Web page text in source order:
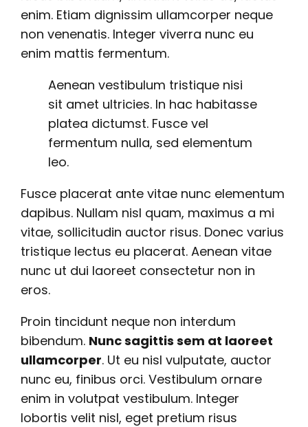
enim. Etiam dignissim ullamcorper neque
non venenatis. Integer viverra nunc eu
enim mattis fermentum.
Aenean vestibulum tristique nisi
sit amet ultricies. In hac habitasse
platea dictumst. Fusce vel
fermentum nulla, sed elementum
leo.
Fusce placerat ante vitae nunc elementum
dapibus. Nullam nisl quam, maximus a mi
vitae, sollicitudin auctor risus. Donec varius
tristique lectus eu placerat. Aenean vitae
nunc ut dui laoreet consectetur non in
eros.
Proin tincidunt neque non interdum
bibendum. Nunc sagittis sem at laoreet
ullamcorper. Ut eu nisl vulputate, auctor
nunc eu, finibus orci. Vestibulum ornare
enim in volutpat vestibulum. Integer
lobortis velit nisl, eget pretium risus